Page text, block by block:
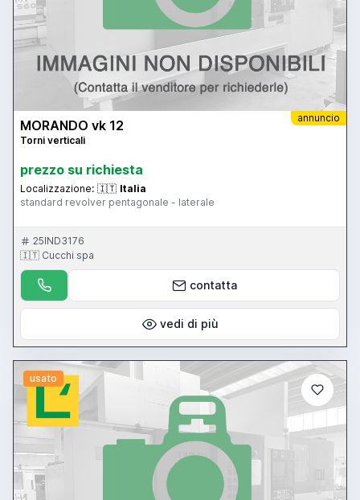
annuncio
MORANDO vk 12
Torni verticali
prezzo su richiesta
Localizzazione: 🇮🇹 Italia
standard revolver pentagonale - laterale
25IND3176
🇮🇹 Cucchi spa
contatta
vedi di più
usato